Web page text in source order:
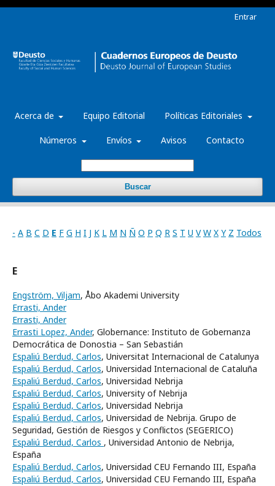
Acerca de Equipo Editorial Políticas Editoriales
Números Envíos Avisos Contacto
Buscar
Entrar
- A B C D E F G H I J K L M N Ñ O P Q R S T U V W X Y Z Todos
E
Engström, Viljam, Åbo Akademi University
Errasti, Ander
Errasti, Ander
Errasti Lopez, Ander, Globernance: Instituto de Gobernanza
Democrática de Donostia – San Sebastián
Espaliú Berdud, Carlos, Universitat Internacional de Catalunya
Espaliú Berdud, Carlos, Universidad Internacional de Cataluña
Espaliú Berdud, Carlos, Universidad Nebrija
Espaliú Berdud, Carlos, University of Nebrija
Espaliú Berdud, Carlos, Universidad Nebrija
Espaliú Berdud, Carlos, Universidad de Nebrija. Grupo de
Seguridad, Gestión de Riesgos y Conflictos (SEGERICO)
Espaliú Berdud, Carlos , Universidad Antonio de Nebrija,
España
Espaliú Berdud, Carlos, Universidad CEU Fernando III, España
Espaliú Berdud, Carlos, Universidad CEU Fernando III, España